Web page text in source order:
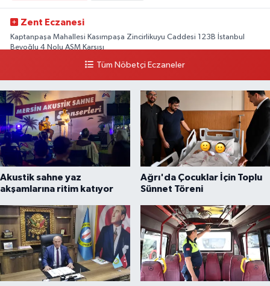
Zent Eczanesi
Kaptanpaşa Mahallesi Kasımpaşa Zincirlikuyu Caddesi 123B İstanbul
Beyoğlu 4 Nolu ASM Karşısı
Yol Tarifi Al
Tüm Nöbetçi Eczaneler
Akustik sahne yaz
akşamlarına ritim katıyor
Ağrı'da Çocuklar İçin Toplu
Sünnet Töreni